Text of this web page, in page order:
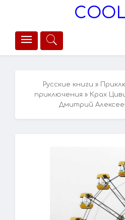
Русские книги »
приключения » Крах
Дмитрий